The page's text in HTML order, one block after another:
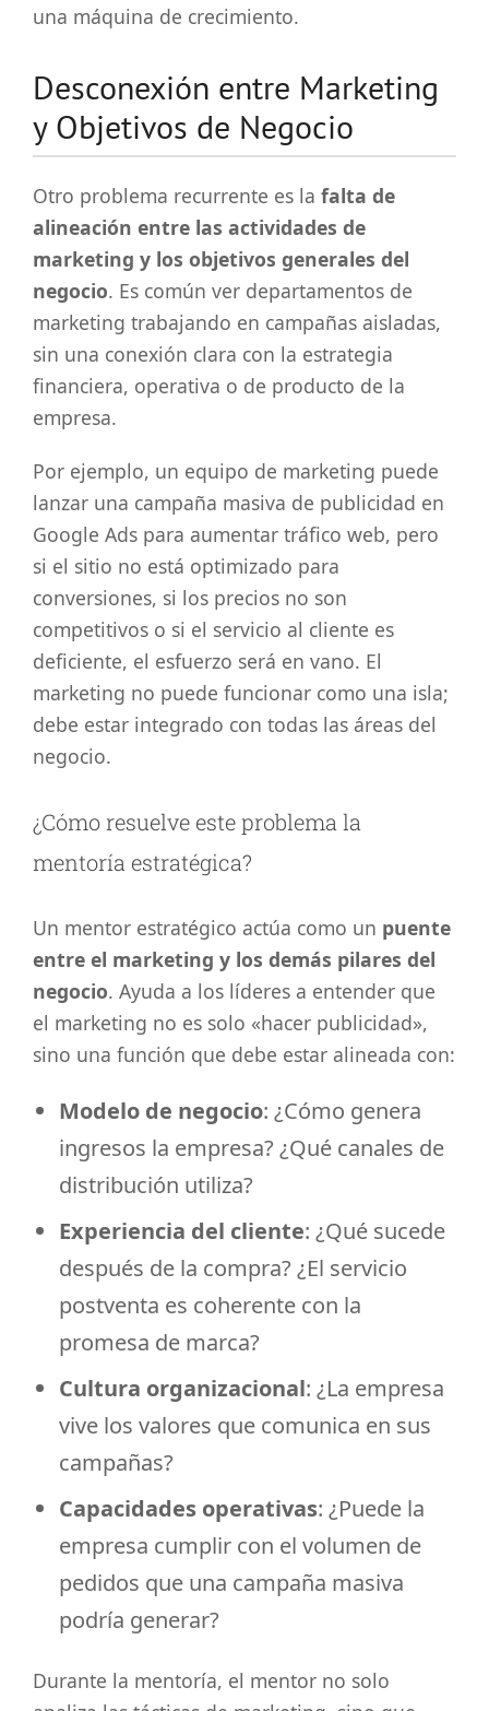
una máquina de crecimiento.
Desconexión entre Marketing
y Objetivos de Negocio
Otro problema recurrente es la falta de
alineación entre las actividades de
marketing y los objetivos generales del
negocio. Es común ver departamentos de
marketing trabajando en campañas aisladas,
sin una conexión clara con la estrategia
financiera, operativa o de producto de la
empresa.
Por ejemplo, un equipo de marketing puede
lanzar una campaña masiva de publicidad en
Google Ads para aumentar tráfico web, pero
si el sitio no está optimizado para
conversiones, si los precios no son
competitivos o si el servicio al cliente es
deficiente, el esfuerzo será en vano. El
marketing no puede funcionar como una isla;
debe estar integrado con todas las áreas del
negocio.
¿Cómo resuelve este problema la
mentoría estratégica?
Un mentor estratégico actúa como un puente
entre el marketing y los demás pilares del
negocio. Ayuda a los líderes a entender que
el marketing no es solo «hacer publicidad»,
sino una función que debe estar alineada con:
Modelo de negocio: ¿Cómo genera
ingresos la empresa? ¿Qué canales de
distribución utiliza?
Experiencia del cliente: ¿Qué sucede
después de la compra? ¿El servicio
postventa es coherente con la
promesa de marca?
Cultura organizacional: ¿La empresa
vive los valores que comunica en sus
campañas?
Capacidades operativas: ¿Puede la
empresa cumplir con el volumen de
pedidos que una campaña masiva
podría generar?
Durante la mentoría, el mentor no solo